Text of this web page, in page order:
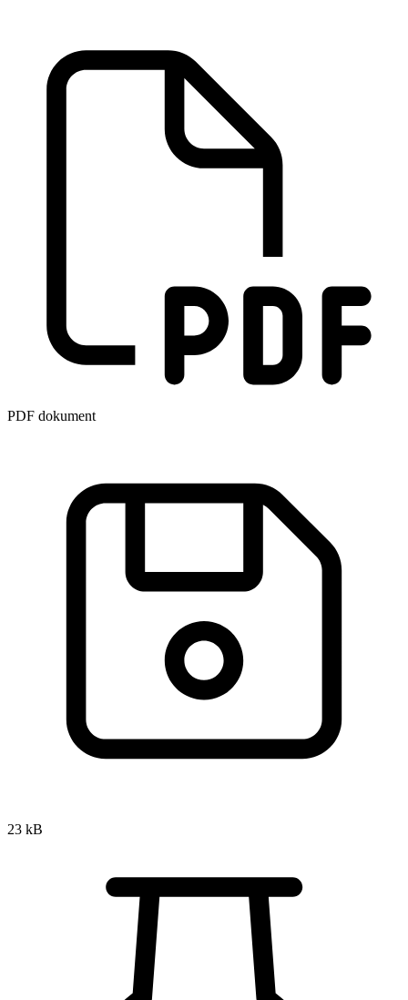
PDF dokument
23 kB